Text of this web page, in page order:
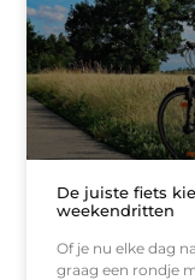
De juiste fiets
weekendritten
Of je nu elke dag
graag een rondje